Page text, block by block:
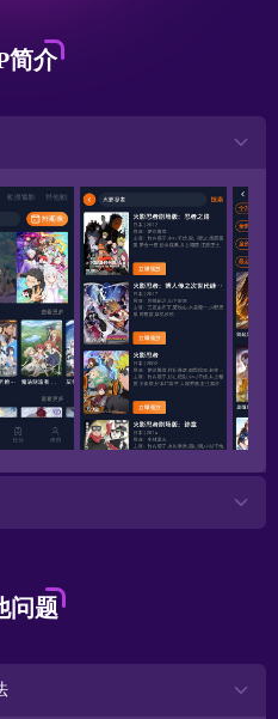
简介
问题